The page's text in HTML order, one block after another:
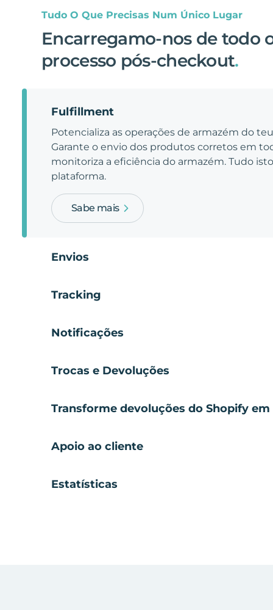
Tudo O Que Precisas Num Único Lugar
Encarregamo-nos de todo
processo pós-checkout.
Fulfillment
Potencializa as operações de armazém do
Garante o envio dos produtos corretos em
monitoriza a eficiência do armazém. Tudo
plataforma.
Sabe mais
Envios
Tracking
Notificações
Trocas e Devoluções
Transforme devoluções do Shopify
Apoio ao cliente
Estatísticas